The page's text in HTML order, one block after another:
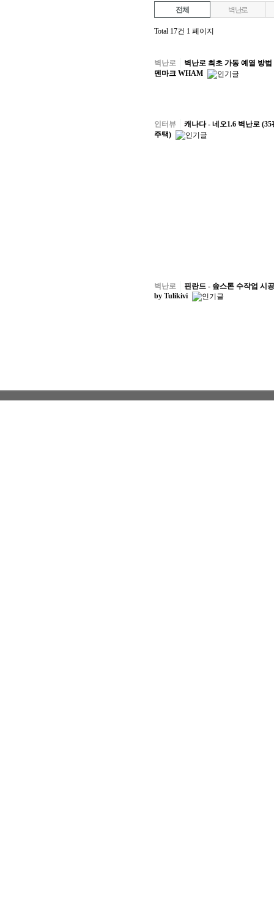
전체 벽난로
Total 17건 1 페이지
벽난로
벽난로 최초 가동 예열 방법
덴마크 WHAM
인터뷰
캐나다 - 네오1.6 벽난로 (35
주택)
벽난로
핀란드 - 솦스톤 수작업 시
by Tulikivi